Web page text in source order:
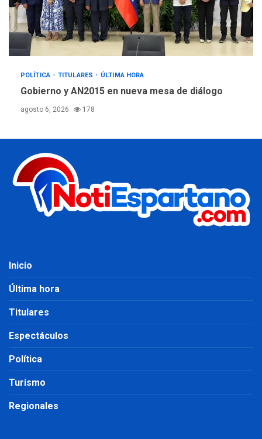
POLÍTICA TITULARES ÚLTIMA HORA
Gobierno y AN2015 en nueva mesa de diálogo
agosto 6, 2026 178
Inicio
Última hora
Titulares
Espectáculos
Política
Turismo
Regionales